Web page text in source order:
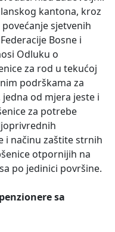
kantona, kroz
sjetvenih
Bosne i
Odluku o
za rod u tekućoj
podrškama za
od mjera jeste i
za potrebe
i načinu zaštite strnih
otpornijih na
po jedinici površine.
sa